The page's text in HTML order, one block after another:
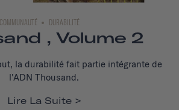
COMMUNAUTÉ DURABILITÉ
, Volume 2
la durabilité fait partie intégrante de
l'ADN Thousand.
Lire La Suite